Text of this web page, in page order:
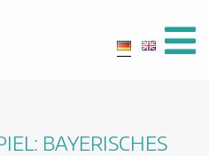
BAYERISCHES